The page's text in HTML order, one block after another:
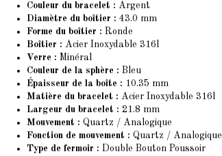
Couleur du bracelet : Argent
Diamètre du boîtier : 43.0 mm
Forme du boîtier : Ronde
Boîtier : Acier Inoxydable 316l
Verre : Minéral
Couleur de la sphère : Bleu
Épaisseur de la boîte : 10.35 mm
Matière du bracelet : Acier Inoxydable 316l
Largeur du bracelet : 21.8 mm
Mouvement : Quartz / Analogique
Fonction de mouvement : Quartz / Analogique
Type de fermoir : Double Bouton Poussoir